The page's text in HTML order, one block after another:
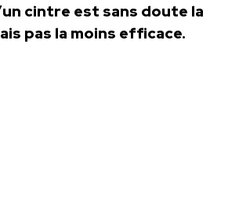
cintre est sans doute la
pas la moins efficace.